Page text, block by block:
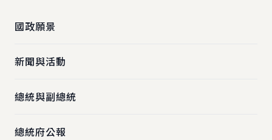
國政願景
新聞與活動
總統與副總統
總統府公報